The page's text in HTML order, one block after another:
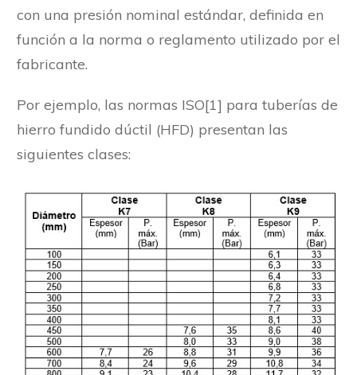
con una presión nominal estándar, definida en
función a la norma o reglamento utilizado por el
fabricante.
Por ejemplo, las normas ISO[1] para tuberías de
hierro fundido dúctil (HFD) presentan las
siguientes clases: